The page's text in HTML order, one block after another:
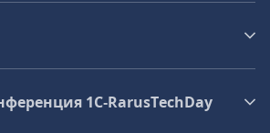
1C‑RarusTechDay